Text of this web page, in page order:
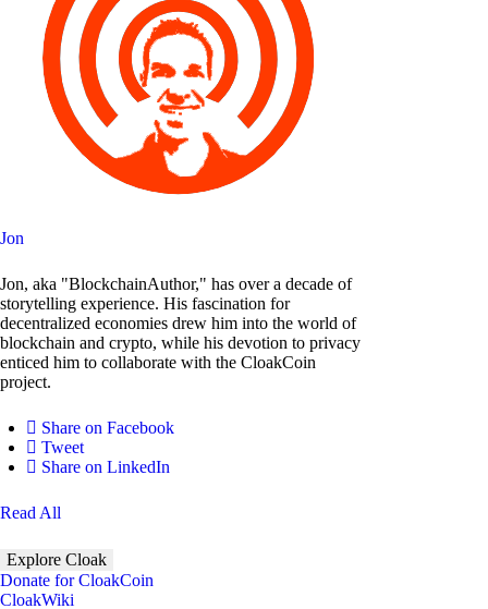
Jon
Jon, aka "BlockchainAuthor," has over a decade of
storytelling experience. His fascination for
decentralized economies drew him into the world of
blockchain and crypto, while his devotion to privacy
enticed him to collaborate with the CloakCoin
project.
Share on Facebook
Tweet
Share on LinkedIn
Read All
Explore Cloak
Donate for CloakCoin
CloakWiki